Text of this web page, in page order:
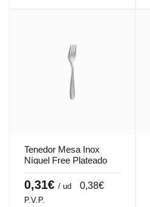
Tenedor Mesa Inox
Níquel Free Plateado
1.5 Mm Hotel Comas
0,31€ / ud 0,38€
P.V.P.